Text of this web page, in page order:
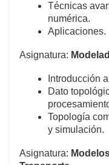
Técnicas
numérica.
Aplicaciones.
Asignatura:
Introducción
Dato
Topología
y simulación.
Asignatura: